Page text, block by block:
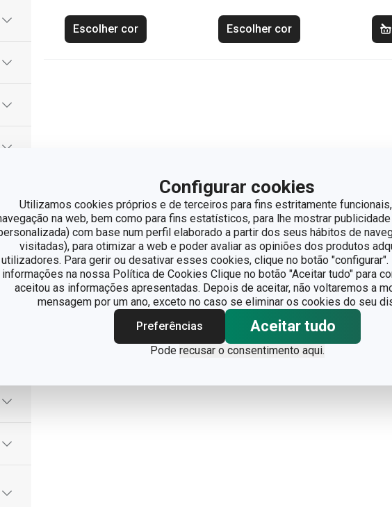
Configurar cookies
Utilizamos cookies próprios e de terceiros para fins estritamente
na web, bem como para fins estatísticos, para lhe mostrar
com base num perfil elaborado a partir dos seus hábitos de
visitadas), para otimizar a web e poder avaliar as opiniões dos produtos
utilizadores. Para gerir ou desativar esses cookies, clique no botão
informações na nossa Política de Cookies Clique no botão "Aceitar tudo" para
aceitou as informações apresentadas. Depois de aceitar, não voltaremos a
mensagem por um ano, exceto no caso se eliminar os cookies do seu
Preferências
Aceitar tudo
Pode recusar o consentimento aqui.
Escolher cor Escolher cor